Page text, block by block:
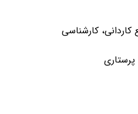
کارشناسی
پرستاری